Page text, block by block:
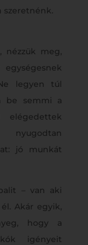
szeretnénk.
nézzük meg,
legyen túl
be semmi a
elégedettek
jó munkát
– van aki
Akár egyik,
hogy a
igényeit